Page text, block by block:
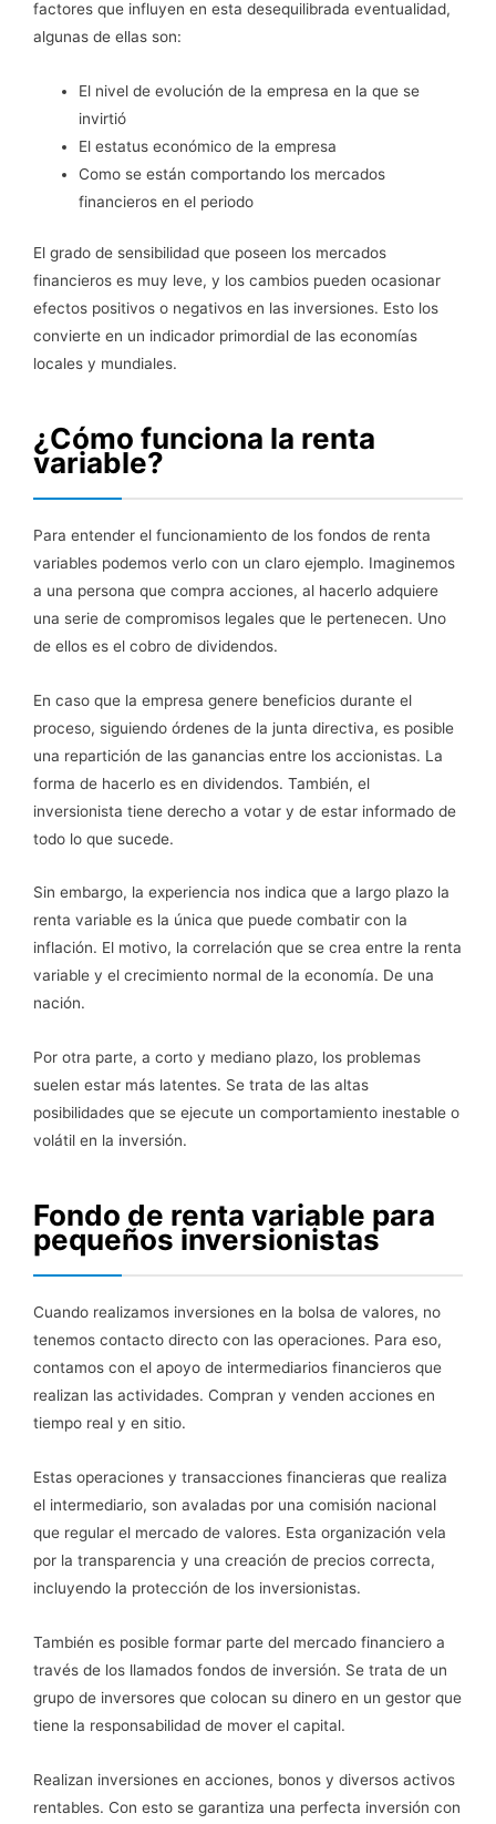
factores que influyen en esta desequilibrada eventualidad,
algunas de ellas son:
El nivel de evolución de la empresa en la que se
invirtió
El estatus económico de la empresa
Como se están comportando los mercados
financieros en el periodo
El grado de sensibilidad que poseen los mercados
financieros es muy leve, y los cambios pueden ocasionar
efectos positivos o negativos en las inversiones. Esto los
convierte en un indicador primordial de las economías
locales y mundiales.
¿Cómo funciona la renta
variable?
Para entender el funcionamiento de los fondos de renta
variables podemos verlo con un claro ejemplo. Imaginemos
a una persona que compra acciones, al hacerlo adquiere
una serie de compromisos legales que le pertenecen. Uno
de ellos es el cobro de dividendos.
En caso que la empresa genere beneficios durante el
proceso, siguiendo órdenes de la junta directiva, es posible
una repartición de las ganancias entre los accionistas. La
forma de hacerlo es en dividendos. También, el
inversionista tiene derecho a votar y de estar informado de
todo lo que sucede.
Sin embargo, la experiencia nos indica que a largo plazo la
renta variable es la única que puede combatir con la
inflación. El motivo, la correlación que se crea entre la renta
variable y el crecimiento normal de la economía. De una
nación.
Por otra parte, a corto y mediano plazo, los problemas
suelen estar más latentes. Se trata de las altas
posibilidades que se ejecute un comportamiento inestable o
volátil en la inversión.
Fondo de renta variable para
pequeños inversionistas
Cuando realizamos inversiones en la bolsa de valores, no
tenemos contacto directo con las operaciones. Para eso,
contamos con el apoyo de intermediarios financieros que
realizan las actividades. Compran y venden acciones en
tiempo real y en sitio.
Estas operaciones y transacciones financieras que realiza
el intermediario, son avaladas por una comisión nacional
que regular el mercado de valores. Esta organización vela
por la transparencia y una creación de precios correcta,
incluyendo la protección de los inversionistas.
También es posible formar parte del mercado financiero a
través de los llamados fondos de inversión. Se trata de un
grupo de inversores que colocan su dinero en un gestor que
tiene la responsabilidad de mover el capital.
Realizan inversiones en acciones, bonos y diversos activos
rentables. Con esto se garantiza una perfecta inversión con